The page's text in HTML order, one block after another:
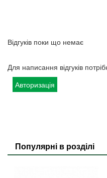
Відгуків поки що немає
Для написання відгуків
Авторизація
Популярні в розділі